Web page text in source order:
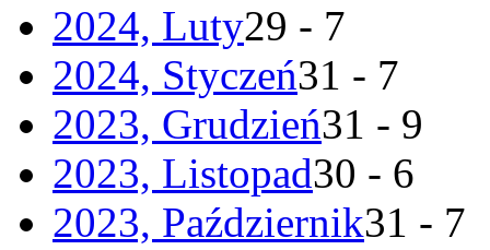
2024, Luty29 - 7
2024, Styczeń31 - 7
2023, Grudzień31 - 9
2023, Listopad30 - 6
2023, Październik31 - 7